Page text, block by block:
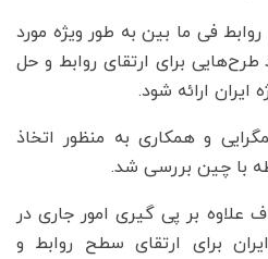
فی ما بین به طور ویژه مورد
برای ارتقای روابط و حل
ایران ارائه شود.
و همکاری به منظور اتخاذ
با چین بررسی شد.
علاوه بر پی گیری امور جاری در
برای ارتقای سطح روابط و